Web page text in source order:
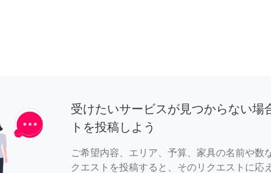
受けたいサービスが見つからない場
トを投稿しよう
ご希望内容、エリア、予算、家具の名前や数
クエストを投稿すると、そのリクエストに応